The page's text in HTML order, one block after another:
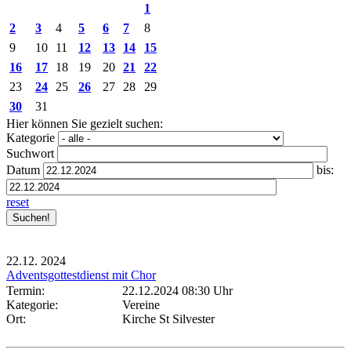
1
2
3 4 5 6 7
8
9
10 11 12 13 14
15
16
17 18 19 20 21
22
23
24 25 26 27 28
29
30
31
Hier können Sie gezielt suchen:
Kategorie
Suchwort
Datum
bis:
reset
22.12. 2024
Adventsgottestdienst mit Chor
Termin:
22.12.2024 08:30 Uhr
Kategorie:
Vereine
Ort:
Kirche St Silvester